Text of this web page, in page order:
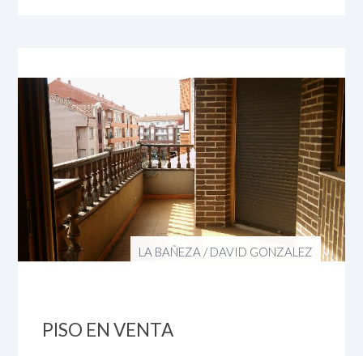
LA BAÑEZA /DAVID GONZALEZ
PISO EN VENTA